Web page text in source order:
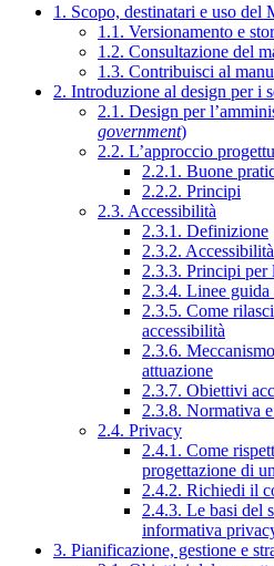
1. Scopo, destinatari e uso del
1.1. Versionamento e
1.2. Consultazione del
1.3. Contribuisci al
2. Introduzione al design per i
2.1. Design per
government)
2.2. L’approccio
2.2.1. Buone
2.2.2. Principi
2.3. Accessibilità
2.3.1. Definizione
2.3.2.
2.3.3. Principi per
2.3.4. Linee guida
2.3.5. Come
accessibilità
2.3.6.
attuazione
2.3.7. Obiettivi
2.3.8. Normativa
2.4. Privacy
2.4.1. Come
progettazione di
2.4.2. Richiedi il
2.4.3. Le basi del
informativa
3. Pianificazione, gestione e